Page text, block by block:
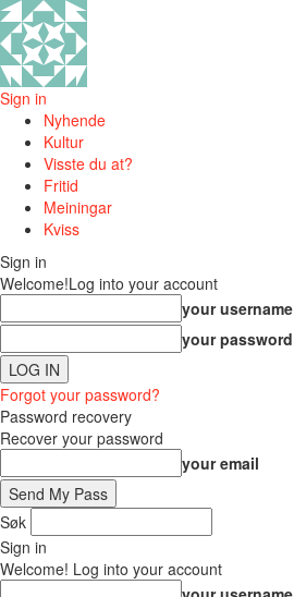
Sign in
Nyhende
Kultur
Visste du at?
Fritid
Meiningar
Kviss
Sign in
Welcome!Log into your account
your username
your password
Forgot your password?
Password recovery
Recover your password
your email
Søk
Sign in
Welcome! Log into your account